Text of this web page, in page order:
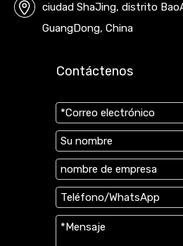
ciudad ShaJing, distrito
GuangDong, China
Contáctenos